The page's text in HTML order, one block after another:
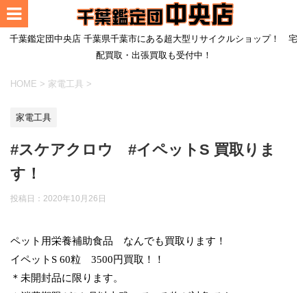
千葉鑑定団中央店 千葉県千葉市にある超大型リサイクルショップ！ 宅
配買取・出張買取も受付中！
HOME > 家電工具 >
家電工具
#スケアクロウ #イペットS 買取りま
す！
投稿日： 2020年10月26日
ペット用栄養補助食品 なんでも買取ります！
イペットS 60粒 3500円買取！！
＊未開封品に限ります。